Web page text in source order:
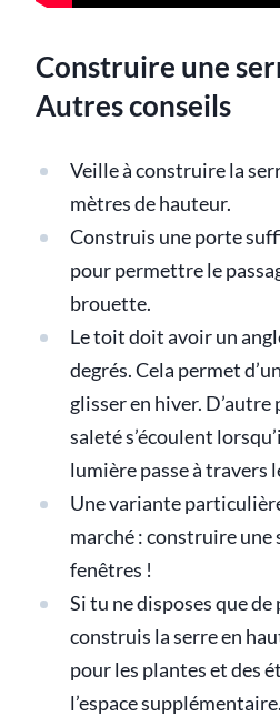
Construire une
Autres conseils
Veille à construire la
mètres de hauteur.
Construis une porte
pour permettre le
brouette.
Le toit doit avoir un
degrés. Cela permet
glisser en hiver.
saleté s’écoulent
lumière passe à travers
Une variante
marché : construire une
fenêtres !
Si tu ne disposes que de
construis la serre en
pour les plantes et des
l’espace supplémentaire.